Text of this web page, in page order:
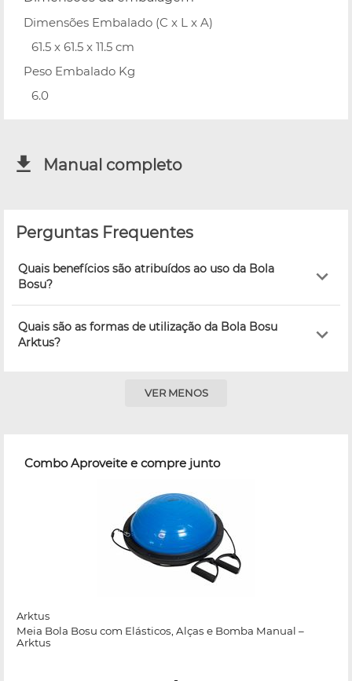
Dimensões Embalado (C x L x A)
61.5 x 61.5 x 11.5 cm
Peso Embalado Kg
6.0
Manual completo
Perguntas Frequentes
Quais benefícios são atribuídos ao uso da Bola
Bosu?
Quais são as formas de utilização da Bola Bosu
Arktus?
VER MENOS
Combo Aproveite e compre junto
Arktus
Meia Bola Bosu com Elásticos, Alças e Bomba Manual –
Arktus